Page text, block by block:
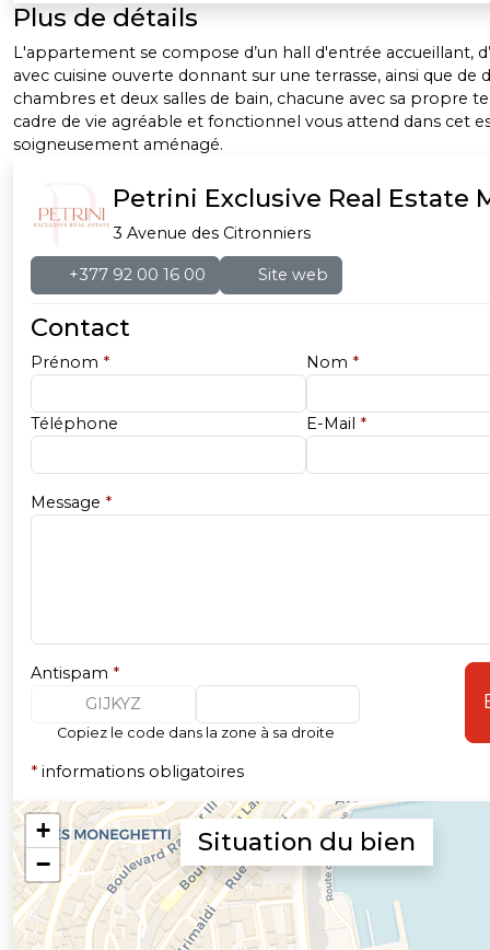
Plus de détails
L'appartement se compose d’un hall d'entrée accueillant,
avec cuisine ouverte donnant sur une terrasse, ainsi que de
chambres et deux salles de bain, chacune avec sa propre
cadre de vie agréable et fonctionnel vous attend dans cet
soigneusement aménagé.
Petrini Exclusive Real Estate
3 Avenue des Citronniers
+377 92 00 16 00 Site web
Contact
Prénom * Nom *
Téléphone E-Mail *
Message *
Antispam *
GIJKYZ
Copiez le code dans la zone à sa droite
* informations obligatoires
Situation du bien